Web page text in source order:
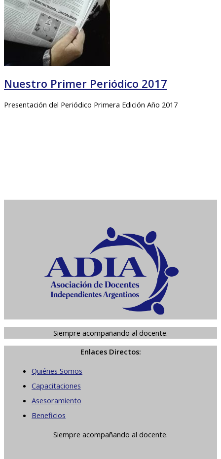
Nuestro Primer Periódico 2017
Presentación del Periódico Primera Edición Año 2017
Siempre acompañando al docente.
Enlaces Directos:
Quiénes Somos
Capacitaciones
Asesoramiento
Beneficios
Siempre acompañando al docente.